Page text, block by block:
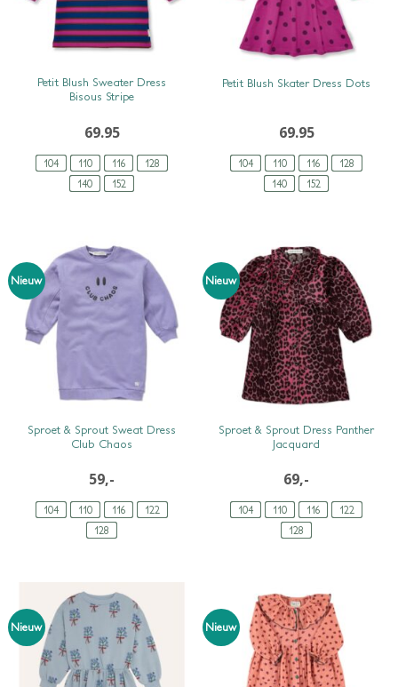
SNEL BEKIJKEN
104 110 116
128
140
152
Petit Blush Sweater Dress
Bisous Stripe
69.95
104 110 116
128
140
152
Petit Blush Skater Dress Dots
69.95
Nieuw
104 110 116
122
128
Sproet & Sprout Sweat Dress
Club Chaos
59,-
Nieuw
104 110 116
122
128
Sproet & Sprout Dress Panther
Jacquard
69,-
Nieuw Nieuw